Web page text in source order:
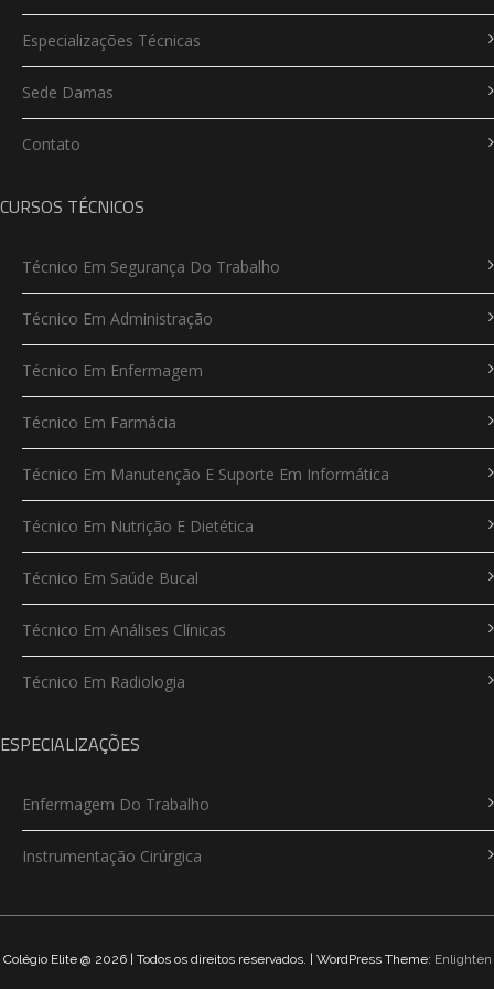
Especializações Técnicas
Sede Damas
Contato
CURSOS TÉCNICOS
Técnico Em Segurança Do Trabalho
Técnico Em Administração
Técnico Em Enfermagem
Técnico Em Farmácia
Técnico Em Manutenção E Suporte Em Informática
Técnico Em Nutrição E Dietética
Técnico Em Saúde Bucal
Técnico Em Análises Clínicas
Técnico Em Radiologia
ESPECIALIZAÇÕES
Enfermagem Do Trabalho
Instrumentação Cirúrgica
Colégio Elite @ 2026 | Todos os direitos reservados. | WordPress Theme: Enlighten